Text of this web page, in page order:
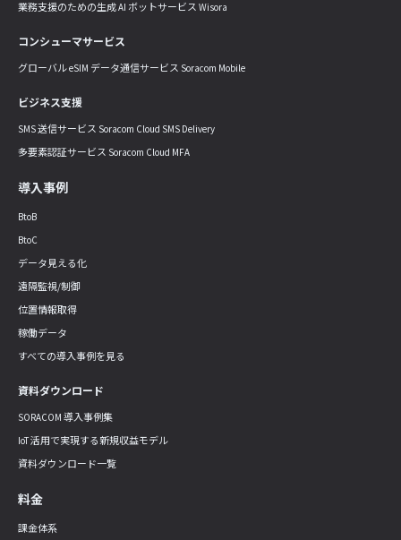
業務支援のための生成 AI ボットサービス Wisora
コンシューマサービス
グローバル eSIM データ通信サービス Soracom Mobile
ビジネス支援
SMS 送信サービス Soracom Cloud SMS Delivery
多要素認証サービス Soracom Cloud MFA
導入事例
BtoB
BtoC
データ見える化
遠隔監視/制御
位置情報取得
稼働データ
すべての導入事例を見る
資料ダウンロード
SORACOM 導入事例集
IoT 活用で実現する新規収益モデル
資料ダウンロード一覧
料金
課金体系